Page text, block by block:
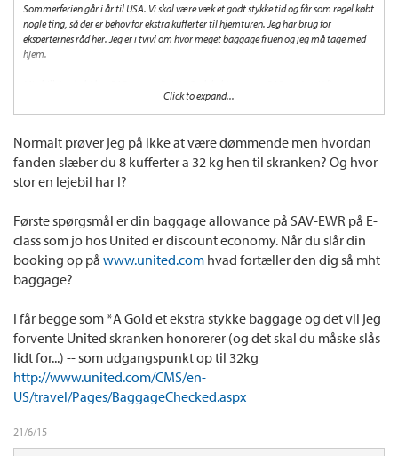
Sommerferien går i år til USA. Vi skal være væk et godt stykke tid og får som regel købt
nogle ting, så der er behov for ekstra kufferter til hjemturen. Jeg har brug for
eksperternes råd her. Jeg er i tvivl om hvor meget baggage fruen og jeg må tage med
hjem.
hedder CPH-IAD-SAV (sas go)og hjemturen hedder SAV-EWR-CPH (sas business). Jeg
kan se det er United Express der flyver indenrigsflyvningen. Billetten er købt som en
Hjemturen hedder SAV-EWR ( e-klasse ) og EWR-CPH (z-klasse)
Der står i min E-Ticket at jeg må have 2 pcs med på hjemturen.
Jeg har diamond status og fruen er guld. I følge SAS må vi så have +2 kufferter med
hjem hver. Men oven i det er den "lange" tur jo på Z klasse og der må kufferterne veje
32 kg og ikke 23 kg.
Spørgsmål 1: Når jeg står i Savannah og tjekker kan jeg så forvente at få lov til at
skrænken i Savannah kun vil give mig +1 som *A fordel?
Spørgsmål 2: Når den lange tur er på Z-klasse, betyder det så det er 2x32KG pr. person
på billeten + 2 ekstra og er de ekstra kufferter 32 kg eller 23 kg?
Mit håb er at både fruen og jeg kan tjekke 4 x 32 KG baggage ind, måske har vi ikke så
meget med hjem, men det er luksus ikke at skulle veje alle kufferter så de er præcist 23
Alternativt er det også fint hvis vi kan tage 2 x 32 kg + 2 x 23 kg eller bare 2 x 32 kg + 1
Click to expand...
Normalt prøver jeg på ikke at være dømmende men hvordan
fanden slæber du 8 kufferter a 32 kg hen til skranken? Og hvor
stor en lejebil har I?
Første spørgsmål er din baggage allowance på SAV-EWR på E-
class som jo hos United er discount economy. Når du slår din
booking op på www.united.com hvad fortæller den dig så mht
baggage?
I får begge som *A Gold et ekstra stykke baggage og det vil jeg
forvente United skranken honorerer (og det skal du måske slås
lidt for...) -- som udgangspunkt op til 32kg
http://www.united.com/CMS/en-
US/travel/Pages/BaggageChecked.aspx
21/6/15